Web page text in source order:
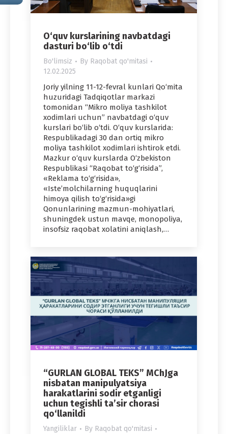
O‘quv kurslarining navbatdagi
dasturi bo‘lib o‘tdi
Bo'limsiz By Raqobat qo'mitasi
12.02.2025
Joriy yilning 11-12-fevral kunlari Qo‘mita
huzuridagi Tadqiqotlar markazi
tomonidan “Mikro moliya tashkilot
xodimlari uchun” navbatdagi o‘quv
kurslari bo‘lib o‘tdi. O‘quv kurslarida:
Respublikadagi 30 dan ortiq mikro
moliya tashkilot xodimlari ishtirok etdi.
Mazkur o‘quv kurslarda O‘zbekiston
Respublikasi “Raqobat to‘g‘risida”,
«Reklama to‘g‘risida»,
«Iste’molchilarning huquqlarini
himoya qilish to‘g‘risida»gi
Qonunlarining mazmun-mohiyatlari,
shuningdek ustun mavqe, monopoliya,
insofsiz raqobat xolatini aniqlash,…
“GURLAN GLOBAL TEKS” MChJga
nisbatan manipulyatsiya
harakatlarini sodir etganligi
uchun tegishli ta’sir chorasi
qo‘llanildi
Yangiliklar By Raqobat qo'mitasi